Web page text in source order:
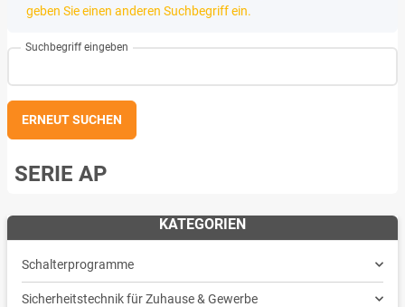
geben Sie einen anderen Suchbegriff ein.
Suchbegriff eingeben
ERNEUT SUCHEN
SERIE AP
KATEGORIEN
Schalterprogramme
Sicherheitstechnik für Zuhause & Gewerbe